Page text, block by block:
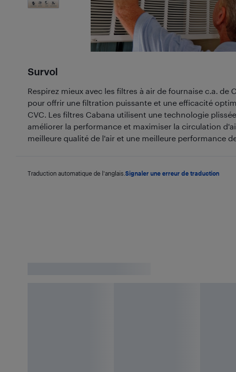
Survol
Respirez mieux avec les filtres à air de fournaise c.a. de
pour offrir une filtration puissante et une efficacité
CVC. Les filtres Cabana utilisent une technologie
améliorer la performance et maximiser la circulation
meilleure qualité de l'air et une meilleure performance
Traduction automatique de l'anglais. Signaler une erreur de traduction